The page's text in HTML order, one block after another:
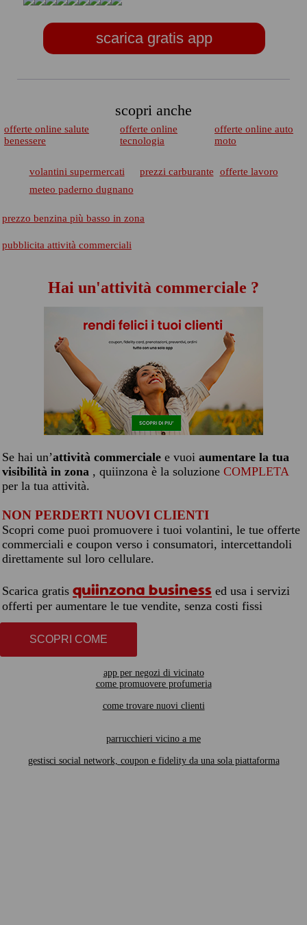
scarica gratis app
scopri anche
offerte online salute
benessere
offerte online
tecnologia
offerte online auto
moto
volantini supermercati prezzi carburante
offerte lavoro
meteo paderno dugnano
prezzo benzina più basso in zona
pubblicita attività commerciali
Hai un'attività commerciale ?
Se hai un’attività commerciale e vuoi aumentare la tua
visibilità in zona , quiinzona è la soluzione COMPLETA
per la tua attività.
NON PERDERTI NUOVI CLIENTI
Scopri come puoi promuovere i tuoi volantini, le tue offerte
commerciali e coupon verso i consumatori, intercettandoli
direttamente sul loro cellulare.
Scarica gratis quiinzona business ed usa i servizi
offerti per aumentare le tue vendite, senza costi fissi
SCOPRI COME
app per negozi di vicinato
come promuovere profumeria
come trovare nuovi clienti
parrucchieri vicino a me
gestisci social network, coupon e fidelity da una sola piattaforma